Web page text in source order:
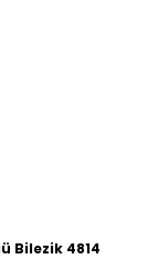
Bilezik 4814